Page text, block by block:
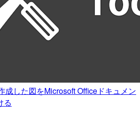
成した図をMicrosoft Officeドキュメン
る